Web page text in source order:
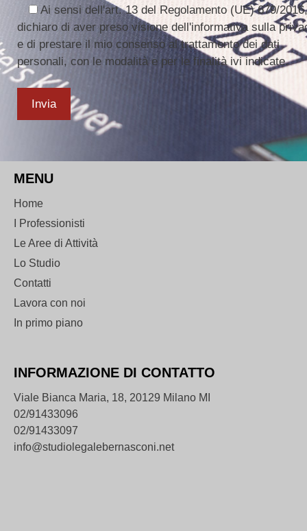
Ai sensi dell'art. 13 del Regolamento (UE) 679/2016,
dichiaro di aver preso visione dell'informativa sulla
e di prestare il mio consenso al trattamento dei dati
personali, con le modalità e per le finalità ivi indicate.
MENU
Home
I Professionisti
Le Aree di Attività
Lo Studio
Contatti
Lavora con noi
In primo piano
INFORMAZIONE DI CONTATTO
Viale Bianca Maria, 18, 20129 Milano MI
02/91433096
02/91433097
info@studiolegalebernasconi.net